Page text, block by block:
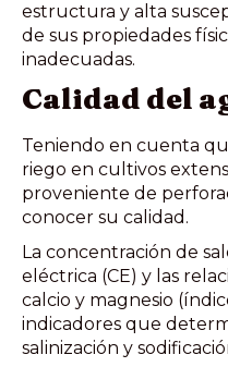
estructura y alta
de sus propiedades
inadecuadas.
Calidad del
Teniendo en cuenta
riego en cultivos
proveniente de
conocer su calidad.
La concentración de
eléctrica (CE) y las
calcio y magnesio
indicadores que
salinización y